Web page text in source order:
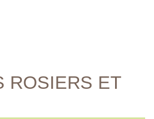
ROSIERS ET